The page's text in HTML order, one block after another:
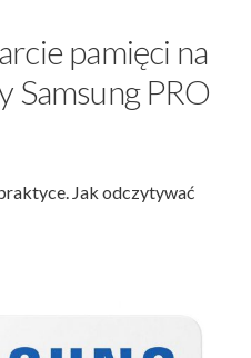
pamięci na
Samsung PRO
Jak odczytywać